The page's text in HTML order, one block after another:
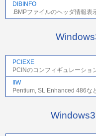
DIBINFO
.BMPファイルのヘッダ情報表
PCIEXE
PCINのコンフィギュレーショ
IIW
Pentium, SL Enhanced 486な